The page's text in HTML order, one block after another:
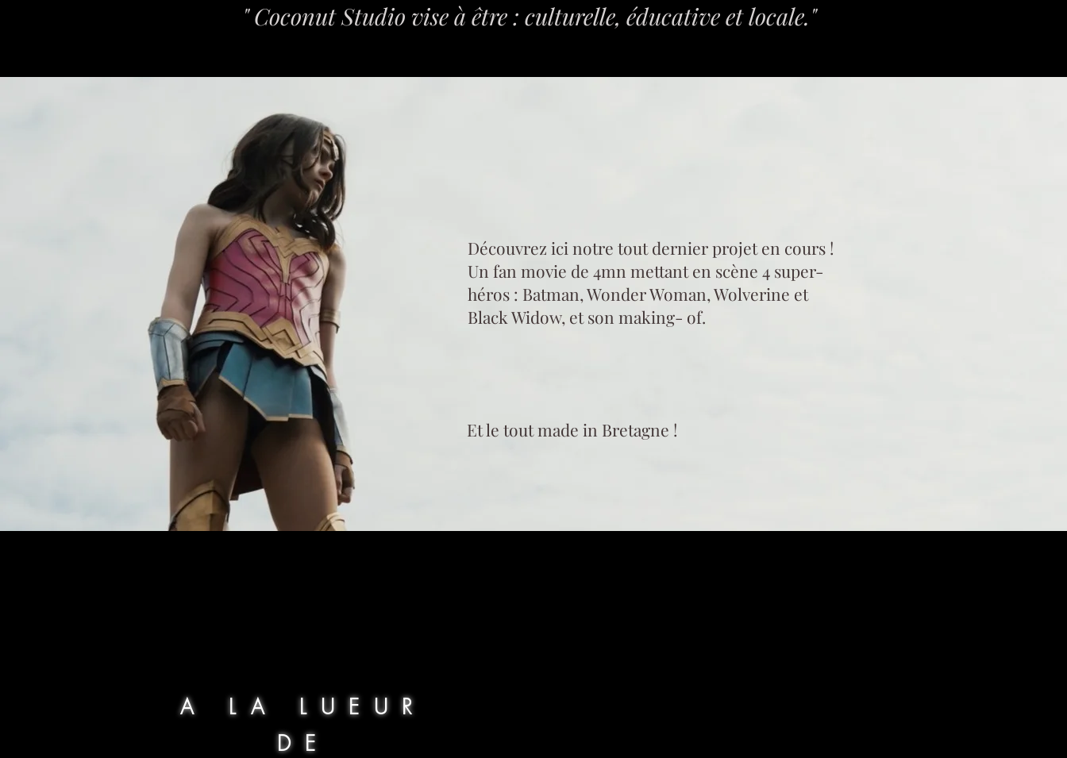
" Coconut Studio vise à être : culturelle, éducative et locale."
A LA LUEUR
DE
Découvrez ici notre tout dernier projet en cours !
Un fan movie de 4mn mettant en scène 4 super-
héros : Batman, Wonder Woman, Wolverine et
Black Widow, et son making- of.
Et le tout made in Bretagne !